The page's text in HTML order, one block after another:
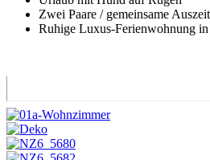
Zwei Paare / gemeinsame Auszeit
Ruhige Luxus-Ferienwohnung